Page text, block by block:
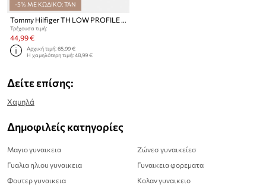
-5% ΜΕ ΚΩΔΙΚΟ: TAN
Tommy Hilfiger TH LOW PROFILE SLIP ON πάνινα sneakers Γυναικεία
Τρέχουσα τιμή:
44,99 €
Αρχική τιμή:65,99 €
Η χαμηλότερη τιμή:48,99 €
Δείτε επίσης:
Χαμηλά
Δημοφιλείς κατηγορίες
Μαγιο γυναικεια
Γυαλια ηλιου γυναικεια
Φουτερ γυναικεια
Ζώνεσ γυναικείεσ
Γυναικεια φορεματα
Κολαν γυναικειο